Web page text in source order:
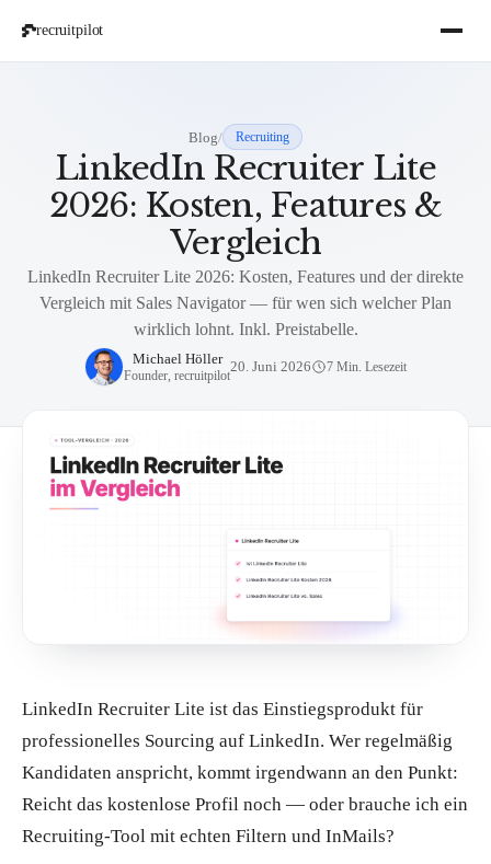
recruitpilot
Blog/ Recruiting
LinkedIn Recruiter Lite
2026: Kosten, Features &
Vergleich
LinkedIn Recruiter Lite 2026: Kosten, Features und der direkte
Vergleich mit Sales Navigator — für wen sich welcher Plan
wirklich lohnt. Inkl. Preistabelle.
Michael Höller
Founder, recruitpilot
20. Juni 2026 7 Min. Lesezeit
LinkedIn Recruiter Lite ist das Einstiegsprodukt für
professionelles Sourcing auf LinkedIn. Wer regelmäßig
Kandidaten anspricht, kommt irgendwann an den Punkt:
Reicht das kostenlose Profil noch — oder brauche ich ein
Recruiting-Tool mit echten Filtern und InMails?